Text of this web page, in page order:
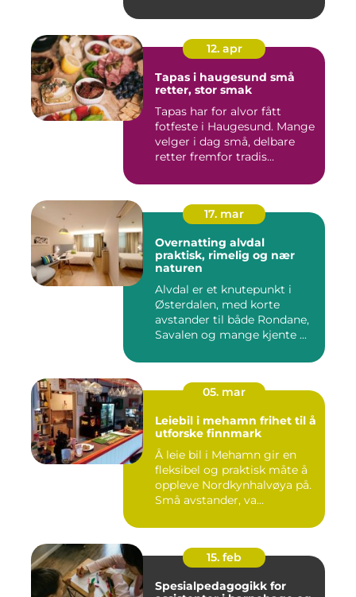
12. apr
Tapas i haugesund små
retter, stor smak
Tapas har for alvor fått
fotfeste i Haugesund. Mange
velger i dag små, delbare
retter fremfor tradis...
17. mar
Overnatting alvdal
praktisk, rimelig og nær
naturen
Alvdal er et knutepunkt i
Østerdalen, med korte
avstander til både Rondane,
Savalen og mange kjente ...
05. mar
Leiebil i mehamn frihet til å
utforske finnmark
Å leie bil i Mehamn gir en
fleksibel og praktisk måte å
oppleve Nordkynhalvøya på.
Små avstander, va...
15. feb
Spesialpedagogikk for